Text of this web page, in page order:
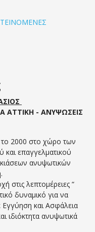
ΑΤΤΙΚΗ - ΑΝΥΨΩΣΕΙΣ
το 2000 στο χώρο των
και επαγγελματικού
ανυψωτικών
στις λεπτομέρειες “
δυναμικό για να
και Ασφάλεια
ιδιόκτητα ανυψωτικά